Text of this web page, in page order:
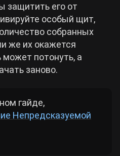
защитить его от
особый щит,
собранных
же их окажется
может потонуть, а
заново.
гайде,
Непредсказуемой